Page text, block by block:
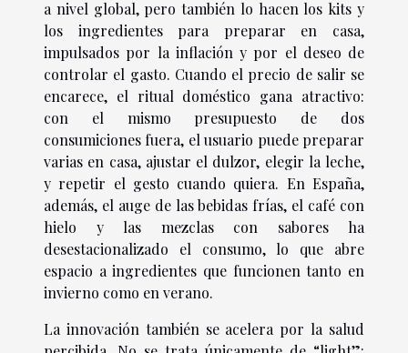
a nivel global, pero también lo hacen los kits y
los ingredientes para preparar en casa,
impulsados por la inflación y por el deseo de
controlar el gasto. Cuando el precio de salir se
encarece, el ritual doméstico gana atractivo:
con el mismo presupuesto de dos
consumiciones fuera, el usuario puede preparar
varias en casa, ajustar el dulzor, elegir la leche,
y repetir el gesto cuando quiera. En España,
además, el auge de las bebidas frías, el café con
hielo y las mezclas con sabores ha
desestacionalizado el consumo, lo que abre
espacio a ingredientes que funcionen tanto en
invierno como en verano.
La innovación también se acelera por la salud